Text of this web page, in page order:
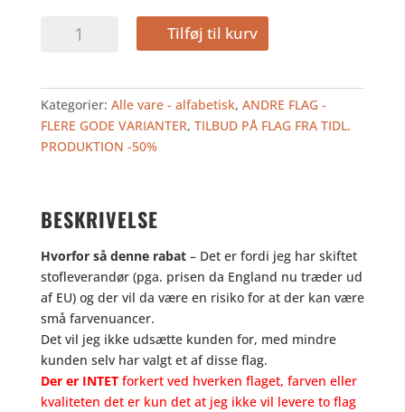
385,00
kr..
SINGAPORE
TILBUD
antal
Tilføj til kurv
Kategorier: Alle vare - alfabetisk, ANDRE FLAG -
FLERE GODE VARIANTER, TILBUD PÅ FLAG FRA TIDL.
PRODUKTION -50%
BESKRIVELSE
Hvorfor så denne rabat– Det er fordi jeg har skiftet
stofleverandør (pga. prisen da England nu træder ud
af EU) og der vil da være en risiko for at der kan være
små farvenuancer.
Det vil jeg ikke udsætte kunden for, med mindre
kunden selv har valgt et af disse flag.
Der er INTETforkert ved hverken flaget, farven eller
kvaliteten det er kun det at jeg ikke vil levere to flag